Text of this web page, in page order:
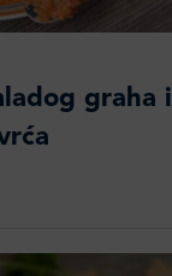
graha i